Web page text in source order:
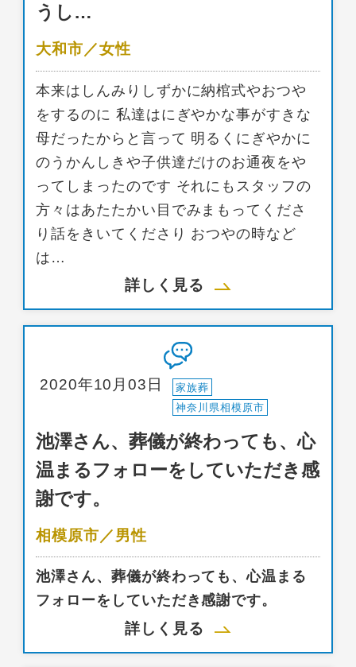
うし…
大和市／女性
本来はしんみりしずかに納棺式やおつや
をするのに 私達はにぎやかな事がすきな
母だったからと言って 明るくにぎやかに
のうかんしきや子供達だけのお通夜をや
ってしまったのです それにもスタッフの
方々はあたたかい目でみまもってくださ
り話をきいてくださり おつやの時など
は…
詳しく見る
2020年10月03日
家族葬
神奈川県相模原市
池澤さん、葬儀が終わっても、心
温まるフォローをしていただき感
謝です。
相模原市／男性
池澤さん、葬儀が終わっても、心温まる
フォローをしていただき感謝です。
詳しく見る